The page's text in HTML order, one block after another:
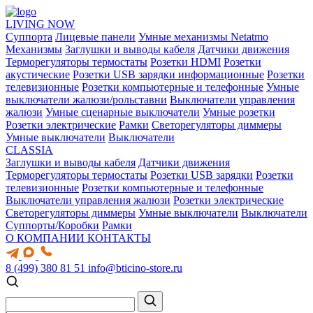
LIVING NOW
Суппорта Лицевые панели Умные механизмы Netatmo
Механизмы Заглушки и выводы кабеля Датчики движения
Терморегуляторы термостаты Розетки HDMI Розетки
акустические Розетки USB зарядки информационные Розетки
телевизионные Розетки компьютерные и телефонные Умные
выключатели жалюзи/рольставни Выключатели управления
жалюзи Умные сценарные выключатели Умные розетки
Розетки электрические Рамки Светорегуляторы диммеры
Умные выключатели Выключатели
CLASSIA
Заглушки и выводы кабеля Датчики движения
Терморегуляторы термостаты Розетки USB зарядки Розетки
телевизионные Розетки компьютерные и телефонные
Выключатели управления жалюзи Розетки электрические
Светорегуляторы диммеры Умные выключатели Выключатели
Суппорты/Коробки Рамки
О КОМПАНИИ КОНТАКТЫ
8 (499) 380 81 51 info@bticino-store.ru